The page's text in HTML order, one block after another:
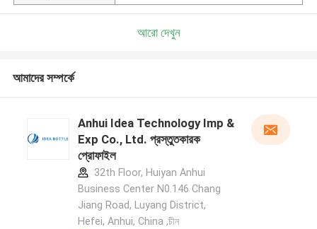
আরো দেখুন
আমাদের সম্পর্কে
Anhui Idea Technology Imp &
Exp Co., Ltd. প্রস্তুতকারক
প্রোফাইল
32th Floor, Huiyan Anhui
Business Center N0.146 Chang
Jiang Road, Luyang District,
Hefei, Anhui, China ,চীন